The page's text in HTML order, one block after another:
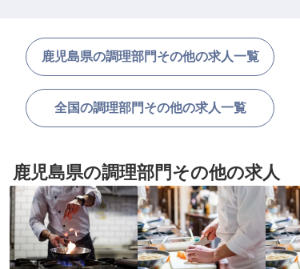
鹿児島県の調理部門その他の求人一覧
全国の調理部門その他の求人一覧
鹿児島県の調理部門その他の求人